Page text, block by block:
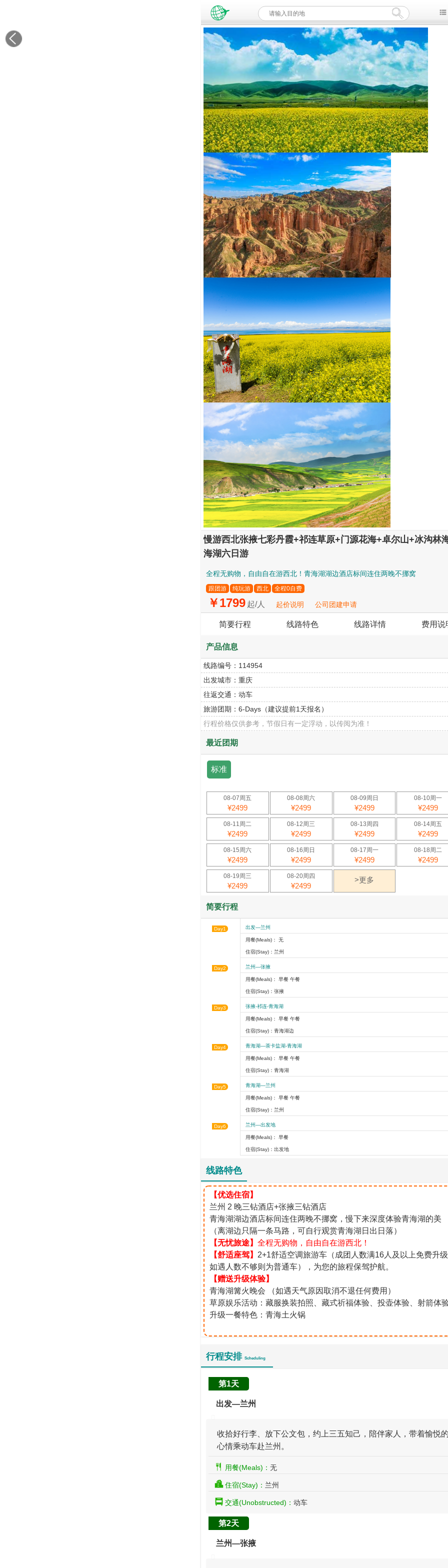
慢游西北张掖七彩丹霞+祁连草原+门源花海+卓尔山+冰沟林
海湖六日游
全程无购物，自由自在游西北！青海湖湖边酒店标间连住两晚不挪窝
跟团游 纯玩游 西北 全程0自费
￥1799 起/人 起价说明 公司团建申请
简要行程 线路特色 线路详情 费用说
产品信息
线路编号： 114954
出发城市： 重庆
往返交通： 动车
旅游团期： 6-Days（建议提前1天报名）
行程价格仅供参考，节假日有一定浮动，以传阅为准！
最近团期
标准
08-07周五
¥2499
08-08周六
¥2499
08-09周日
¥2499
08-10周一
¥2499
08-11周二
¥2499
08-12周三
¥2499
08-13周四
¥2499
08-14周五
¥2499
08-15周六
¥2499
08-16周日
¥2499
08-17周一
¥2499
08-18周二
¥2499
08-19周三
¥2499
08-20周四
¥2499
>更多
简要行程
Day1 出发—兰州
用餐(Meals)： 无
住宿(Stay)：兰州
Day2 兰州—张掖
用餐(Meals)： 早餐 午餐
住宿(Stay)：张掖
Day3 张掖-祁连-青海湖
用餐(Meals)： 早餐 午餐
住宿(Stay)：青海湖边
Day4 青海湖—茶卡盐湖-青海湖
用餐(Meals)： 早餐 午餐
住宿(Stay)：青海湖
Day5 青海湖—兰州
用餐(Meals)： 早餐 午餐
住宿(Stay)：兰州
Day6 兰州—出发地
用餐(Meals)： 早餐
住宿(Stay)：出发地
线路特色
【优选住宿】
兰州 2 晚三钻酒店+张掖三钻酒店
青海湖湖边酒店标间连住两晚不挪窝，慢下来深度体验青海湖的美
（离湖边只隔一条马路，可自行观赏青海湖日出日落）
【无忧旅途】 全程无购物，自由自在游西北！
【舒适座驾】 2+1舒适空调旅游车（成团人数满16人及以上免费升
如遇人数不够则为普通车），为您的旅程保驾护航。
【赠送升级体验】
青海湖篝火晚会 （如遇天气原因取消不退任何费用）
草原娱乐活动：藏服换装拍照、藏式祈福体验、投壶体验、射箭体
升级一餐特色：青海土火锅
行程安排 Scheduling
第1天
出发—兰州
收拾好行李、放下公文包，约上三五知己，陪伴家人，带着愉悦
心情乘动车赴兰州。
用餐(Meals)： 无
住宿(Stay)： 兰州
交通(Unobstructed)： 动车
第2天
兰州—张掖